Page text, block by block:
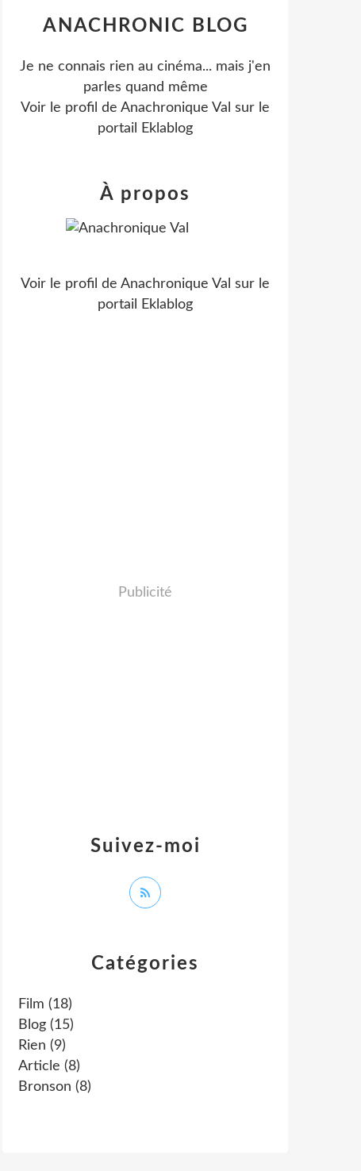
Catégories
Film (18)
Blog (15)
Rien (9)
Article (8)
Bronson (8)
ANACHRONIC BLOG
Je ne connais rien au cinéma... mais j'en
parles quand même
Voir le profil de Anachronique Val sur le
portail Eklablog
Suivez-moi
À propos
Voir le profil de Anachronique Val sur le
portail Eklablog
Publicité